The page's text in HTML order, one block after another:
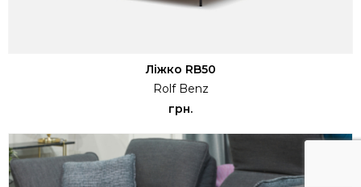
Ліжко RB50
Rolf Benz
грн.